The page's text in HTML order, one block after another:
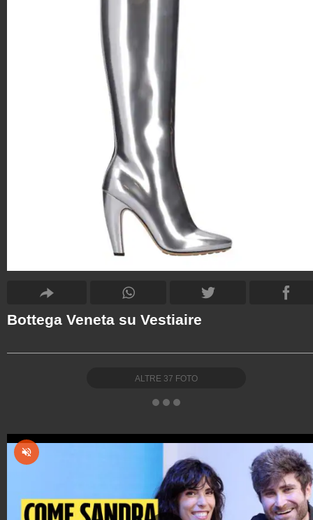
Bottega Veneta su Vestiaire
ALTRE 37 FOTO